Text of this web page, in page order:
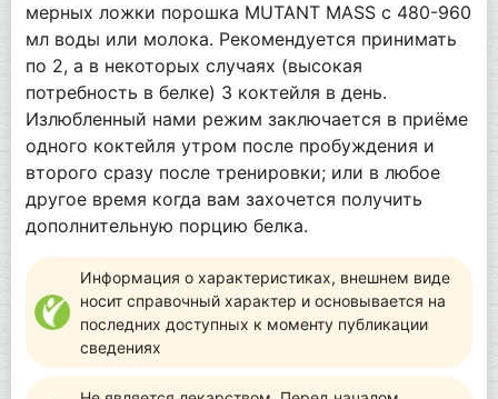
мерных ложки порошка MUTANT MASS с 480-960
мл воды или молока. Рекомендуется принимать
по 2, а в некоторых случаях (высокая
потребность в белке) 3 коктейля в день.
Излюбленный нами режим заключается в приёме
одного коктейля утром после пробуждения и
второго сразу после тренировки; или в любое
другое время когда вам захочется получить
дополнительную порцию белка.
Информация о характеристиках, внешнем виде
носит справочный характер и основывается на
последних доступных к моменту публикации
сведениях